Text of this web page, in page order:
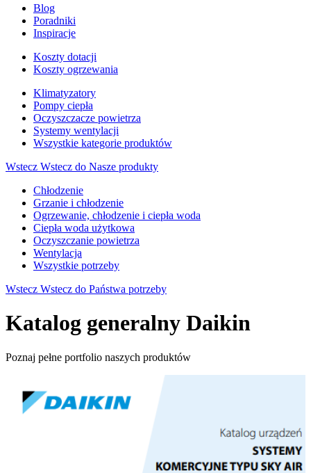
Blog
Poradniki
Inspiracje
Koszty dotacji
Koszty ogrzewania
Klimatyzatory
Pompy ciepła
Oczyszczacze powietrza
Systemy wentylacji
Wszystkie kategorie produktów
Wstecz Wstecz do Nasze produkty
Chłodzenie
Grzanie i chłodzenie
Ogrzewanie, chłodzenie i ciepła woda
Ciepła woda użytkowa
Oczyszczanie powietrza
Wentylacja
Wszystkie potrzeby
Wstecz Wstecz do Państwa potrzeby
Katalog generalny Daikin
Poznaj pełne portfolio naszych produktów